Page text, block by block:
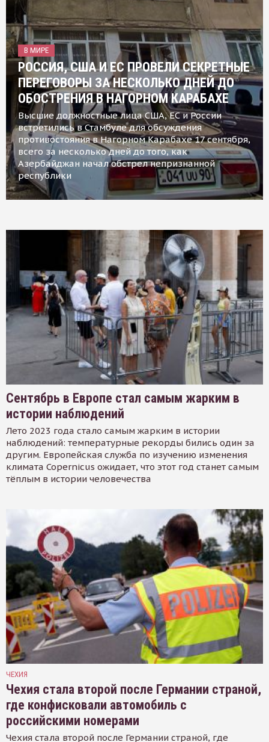
В МИРЕ
РОССИЯ, США И ЕС ПРОВЕЛИ СЕКРЕТНЫЕ
ПЕРЕГОВОРЫ ЗА НЕСКОЛЬКО ДНЕЙ ДО
ОБОСТРЕНИЯ В НАГОРНОМ КАРАБАХЕ
Высшие должностные лица США, ЕС и России
встретились в Стамбуле для обсуждения
противостояния в Нагорном Карабахе 17 сентября,
всего за несколько дней до того, как
Азербайджан начал обстрел непризнанной
республики
Сентябрь в Европе стал самым жарким в
истории наблюдений
Лето 2023 года стало самым жарким в истории
наблюдений: температурные рекорды бились один за
другим. Европейская служба по изучению изменения
климата Copernicus ожидает, что этот год станет самым
тёплым в истории человечества
ЧЕХИЯ
Чехия стала второй после Германии страной,
где конфисковали автомобиль с
российскими номерами
Чехия стала второй после Германии страной, где